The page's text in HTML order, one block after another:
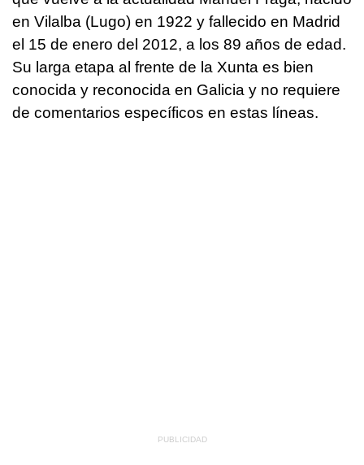
en Vilalba (Lugo) en 1922 y fallecido en Madrid
el 15 de enero del 2012, a los 89 años de edad.
Su larga etapa al frente de la Xunta es bien
conocida y reconocida en Galicia y no requiere
de comentarios específicos en estas líneas.